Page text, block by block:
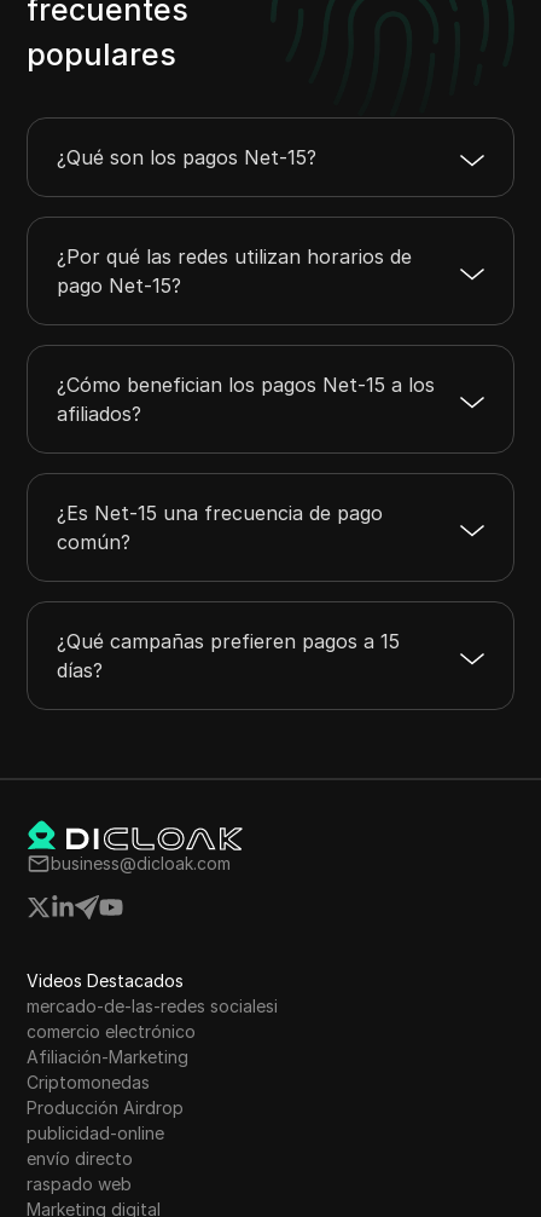
frecuentes
populares
¿Qué son los pagos Net-15?
¿Por qué las redes utilizan horarios de
pago Net-15?
¿Cómo benefician los pagos Net-15 a los
afiliados?
¿Es Net-15 una frecuencia de pago
común?
¿Qué campañas prefieren pagos a 15
días?
business@dicloak.com
Videos Destacados
mercado-de-las-redes socialesi
comercio electrónico
Afiliación-Marketing
Criptomonedas
Producción Airdrop
publicidad-online
envío directo
raspado web
Marketing digital